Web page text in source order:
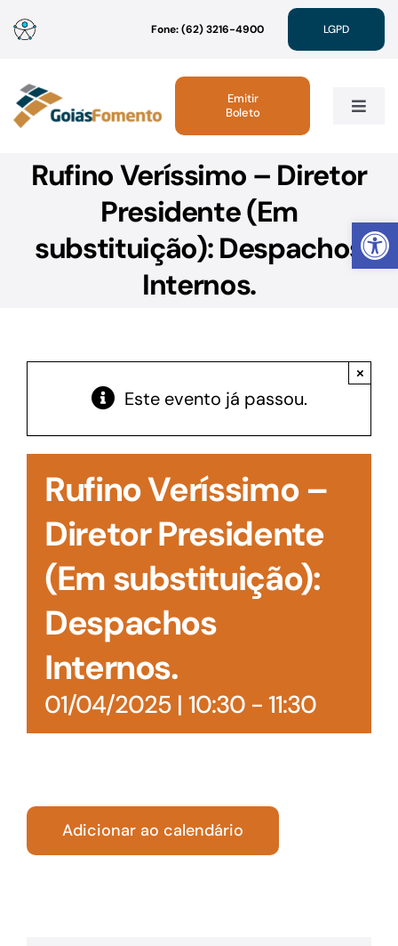
Abrir
para
conteúdo
Fone: (62) 3216-4900 LGPD
Toggle
Institucional
Acesso à Informação
Emitir
Boleto
Rufino Veríssimo – Diretor
Presidente (Em
substituição): Despachos
Internos.
Este evento já passou.
×
Rufino Veríssimo –
Diretor Presidente
(Em substituição):
Despachos
Internos.
01/04/2025 | 10:30- 11:30
Adicionar ao calendário